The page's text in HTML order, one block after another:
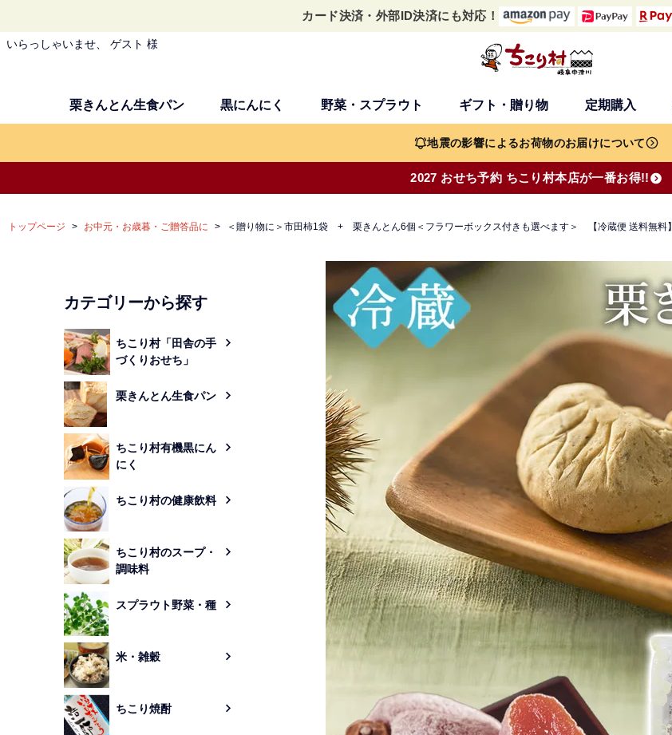
カード決済・外部ID決済にも対応！
いらっしゃいませ、 ゲスト 様
栗きんとん生食パン 黒にんにく 野菜・スプラウト ギフト・贈り物 定期購入
検索
地震の影響によるお荷物のお届けについて
2027 おせち予約 ちこり村本店が一番お得!!
トップページ お中元・お歳暮・ご贈答品に ＜贈り物に＞市田柿1袋 + 栗きんとん6個＜フラワーボックス付きも選べます＞ 【冷蔵便 送料無料】
カテゴリーから探す
ちこり村「田舎の手
づくりおせち」
栗きんとん生食パン
ちこり村有機黒にん
にく
ちこり村の健康飲料
ちこり村のスープ・
調味料
スプラウト野菜・種
米・雑穀
ちこり焼酎